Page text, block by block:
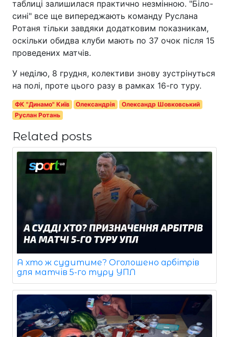
таблиці залишилася практично незмінною. "Біло-
сині" все ще випереджають команду Руслана
Ротаня тільки завдяки додатковим показникам,
оскільки обидва клуби мають по 37 очок після 15
проведених матчів.
У неділю, 8 грудня, колективи знову зустрінуться
на полі, проте цього разу в рамках 16-го туру.
ФК "Динамо" Київ Олександрія
Олександр Шовковський
Руслан Ротань
Related posts
А хто ж судитиме? Оголошено арбітрів
для матчів 5-го туру УПЛ